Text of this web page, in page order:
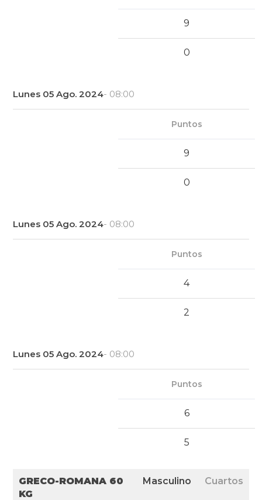
9
0
Lunes 05 Ago. 2024- 08:00
Puntos
9
0
Lunes 05 Ago. 2024- 08:00
Puntos
4
2
Lunes 05 Ago. 2024- 08:00
Puntos
6
5
GRECO-ROMANA 60
KG
Masculino Cuartos